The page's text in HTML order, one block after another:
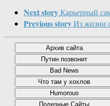
Next storyКарьерный
Previous storyИз жизни